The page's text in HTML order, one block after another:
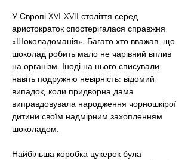
У Європі XVI-XVII століття серед
аристократок спостерігалася справжня
«Шоколадоманія». Багато хто вважав, що
шоколад робить мало не чарівний вплив
на організм. Іноді на нього списували
навіть подружню невірність: відомий
випадок, коли придворна дама
виправдовувала народження чорношкірої
дитини своїм надмірним захопленням
шоколадом.
Найбільша коробка цукерок була